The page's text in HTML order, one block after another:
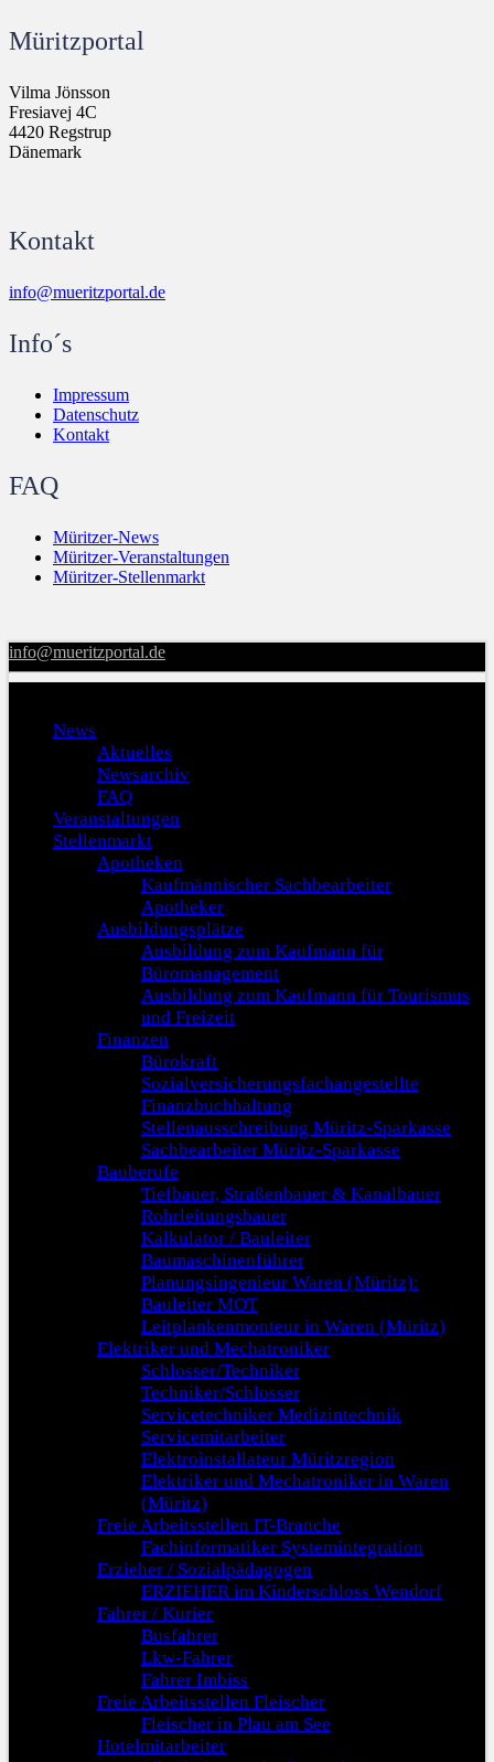
Müritzportal
Vilma Jönsson
Fresiavej 4C
4420 Regstrup
Dänemark
Kontakt
info@mueritzportal.de
Info´s
Impressum
Datenschutz
Kontakt
FAQ
Müritzer-News
Müritzer-Veranstaltungen
Müritzer-Stellenmarkt
info@mueritzportal.de
News
Aktuelles
Newsarchiv
FAQ
Veranstaltungen
Stellenmarkt
Apotheken
Kaufmännischer Sachbearbeiter
Apotheker
Ausbildungsplätze
Ausbildung zum Kaufmann für
Büromanagement
Ausbildung zum Kaufmann für Tourismus
und Freizeit
Finanzen
Bürokraft
Sozialversicherungsfachangestellte
Finanzbuchhaltung
Stellenausschreibung Müritz-Sparkasse
Sachbearbeiter Müritz-Sparkasse
Bauberufe
Tiefbauer, Straßenbauer & Kanalbauer
Rohrleitungsbauer
Kalkulator / Bauleiter
Baumaschinenführer
Planungsingenieur Waren (Müritz):
Bauleiter MOT
Leitplankenmonteur in Waren (Müritz)
Elektriker und Mechatroniker
Schlosser/Techniker
Techniker/Schlosser
Servicetechniker Medizintechnik
Servicemitarbeiter
Elektroinstallateur Müritzregion
Elektriker und Mechatroniker in Waren
(Müritz)
Freie Arbeitsstellen IT-Branche
Fachinformatiker Systemintegration
Erzieher / Sozialpädagogen
ERZIEHER im Kinderschloss Wendorf
Fahrer / Kurier
Busfahrer
Lkw-Fahrer
Fahrer Imbiss
Freie Arbeitsstellen Fleischer
Fleischer in Plau am See
Hotelmitarbeiter